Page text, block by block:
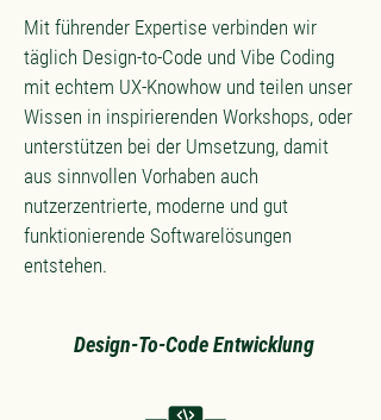
Mit führender Expertise verbinden wir
täglich Design-to-Code und Vibe Coding
mit echtem UX-Knowhow und teilen unser
Wissen in inspirierenden Workshops, oder
unterstützen bei der Umsetzung, damit
aus sinnvollen Vorhaben auch
nutzerzentrierte, moderne und gut
funktionierende Softwarelösungen
entstehen.
Design-To-Code Entwicklung